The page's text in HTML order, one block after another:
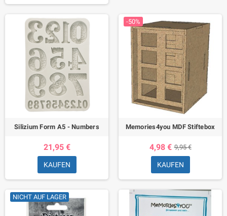
Silizium Form A5 - Numbers
21,95 €
KAUFEN
-50%
Memories4you MDF Stiftebox
4,98 € 9,95 €
KAUFEN
NICHT AUF LAGER